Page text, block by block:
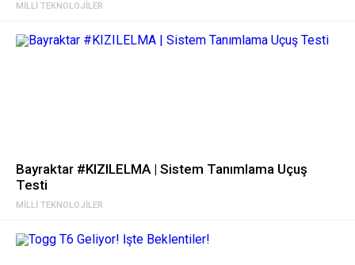
MILLI TEKNOLOJILER
MILLI TEKNOLOJILER
Bayraktar #KIZILELMA | Sistem Tanımlama Uçuş
Testi